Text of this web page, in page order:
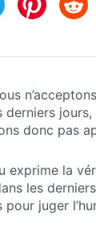
derniers
donc pas
ne
énonce
à la dernière
morts
exprime la
les
juger